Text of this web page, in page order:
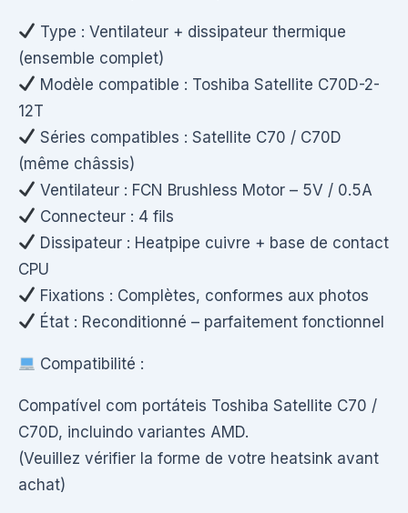
Type : Ventilateur + dissipateur thermique
(ensemble complet)
Modèle compatible : Toshiba Satellite C70D-2-
12T
Séries compatibles : Satellite C70 / C70D
(même châssis)
Ventilateur : FCN Brushless Motor – 5V / 0.5A
Connecteur : 4 fils
Dissipateur : Heatpipe cuivre + base de contact
CPU
Fixations : Complètes, conformes aux photos
État : Reconditionné – parfaitement fonctionnel
Compatibilité :
Compatível com portáteis Toshiba Satellite C70 /
C70D, incluindo variantes AMD.
(Veuillez vérifier la forme de votre heatsink avant
achat)